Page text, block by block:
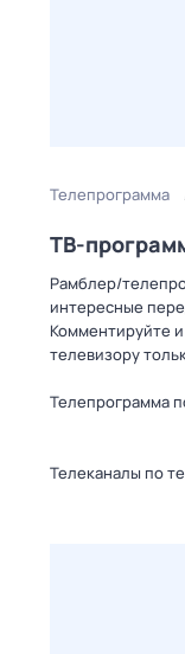
Телепрограмма
ТВ-
Рамблер/
интересные
Комментируйте
телевизору
Телепрограмма
Телеканалы по